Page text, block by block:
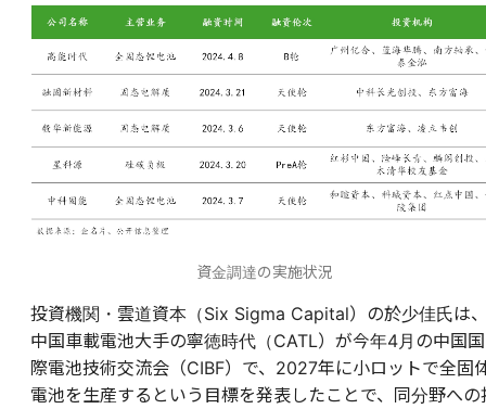
資金調達の実施状況
投資機関・雲道資本（Six Sigma Capital）の於少佳氏は
中国車載電池大手の寧徳時代（CATL）が今年4月の中国国
際電池技術交流会（CIBF）で、2027年に小ロットで全固
電池を生産するという目標を発表したことで、同分野への